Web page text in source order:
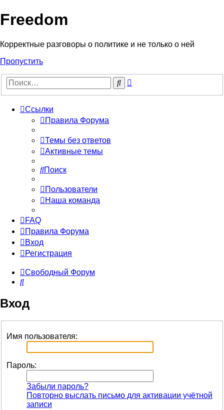
Freedom
Корректные разговоры о политике и не только о ней
Пропустить
Поиск
Ссылки
Правила Форума
Темы без ответов
Активные темы
Поиск
Пользователи
Наша команда
FAQ
Правила Форума
Вход
Регистрация
Свободный Форум
Поиск
Вход
Имя пользователя:
Пароль:
Забыли пароль?
Повторно выслать письмо для активации учётной
записи